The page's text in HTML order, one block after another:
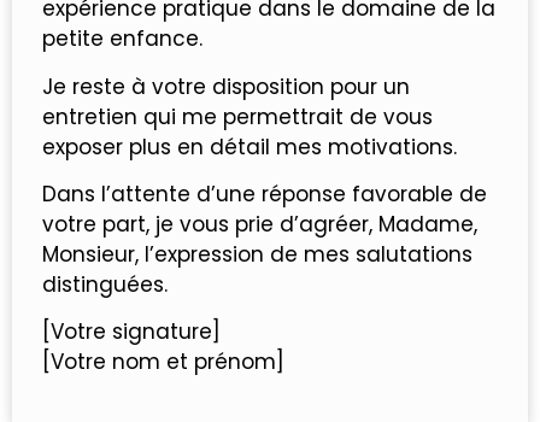
expérience pratique dans le domaine de la
petite enfance.
Je reste à votre disposition pour un
entretien qui me permettrait de vous
exposer plus en détail mes motivations.
Dans l’attente d’une réponse favorable de
votre part, je vous prie d’agréer, Madame,
Monsieur, l’expression de mes salutations
distinguées.
[Votre signature]
[Votre nom et prénom]